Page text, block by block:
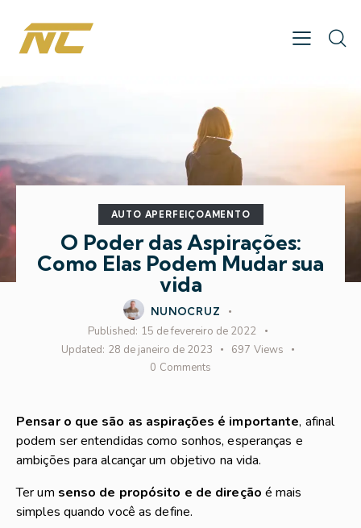
AUTO APERFEIÇOAMENTO
O Poder das Aspirações:
Como Elas Podem Mudar sua
vida
NUNOCRUZ
Published: 15 de fevereiro de 2022
Updated: 28 de janeiro de 2023 697 Views
0 Comments
Pensar o que são as aspirações é importante, afinal
podem ser entendidas como sonhos, esperanças e
ambições para alcançar um objetivo na vida.
Ter um senso de propósito e de direção é mais
simples quando você as define.